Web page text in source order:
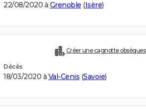
22/08/2020 à Grenoble (Isère)
Créer une cagnotte obsèques
Décès
18/03/2020 à Val-Cenis (Savoie)